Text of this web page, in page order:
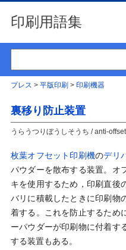
印刷用語集
プレス > 平版印刷 > 印刷機器
裏移り防止装置
うらうつりぼうしそうち / anti-
枚葉オフセット印刷機のデリ
パウダーを散布する装置。オ
キを使用するため，印刷直後
バリに積載したときに印刷物
着する。これを防止するため
ーパウダーが印刷物に付着す
する装置もある。